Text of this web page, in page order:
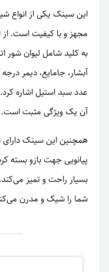
این سینک یکی از انواع
مجهز و با کیفیت است.
عدد سبد استیل اشاره
آن یک ویژگی مثبت است.
همچنین این سینک دارای
پیانویی جهت بازو بسته
بسیار راحت و تمیز
شما را شیک و مدرن